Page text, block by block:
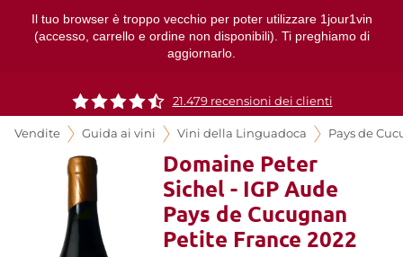
Il tuo browser è troppo vecchio per poter utilizzare 1jour1vin
(accesso, carrello e ordine non disponibili). Ti preghiamo di
aggiornarlo.
21.479 recensioni dei clienti
Vendite Guida ai vini Vini della Linguadoca Pays de
Domaine Peter
Sichel - IGP Aude
Pays de Cucugnan
Petite France 2022